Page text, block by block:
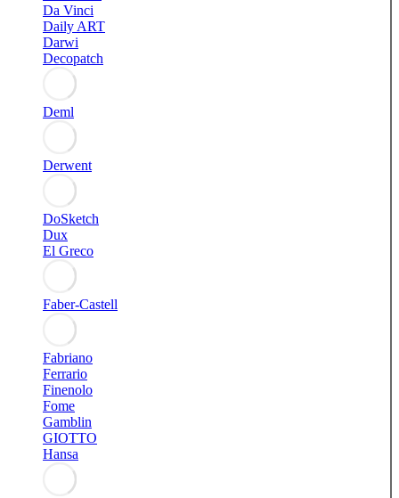
Da Vinci
Daily ART
Darwi
Decopatch
Deml
Derwent
DoSketch
Dux
El Greco
Faber-Castell
Fabriano
Ferrario
Finenolo
Fome
Gamblin
GIOTTO
Hansa